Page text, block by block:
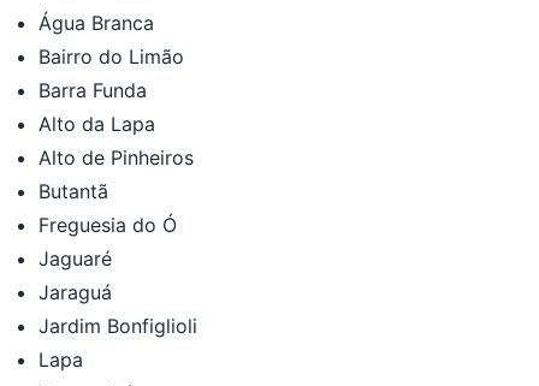
Água Branca
Bairro do Limão
Barra Funda
Alto da Lapa
Alto de Pinheiros
Butantã
Freguesia do Ó
Jaguaré
Jaraguá
Jardim Bonfiglioli
Lapa